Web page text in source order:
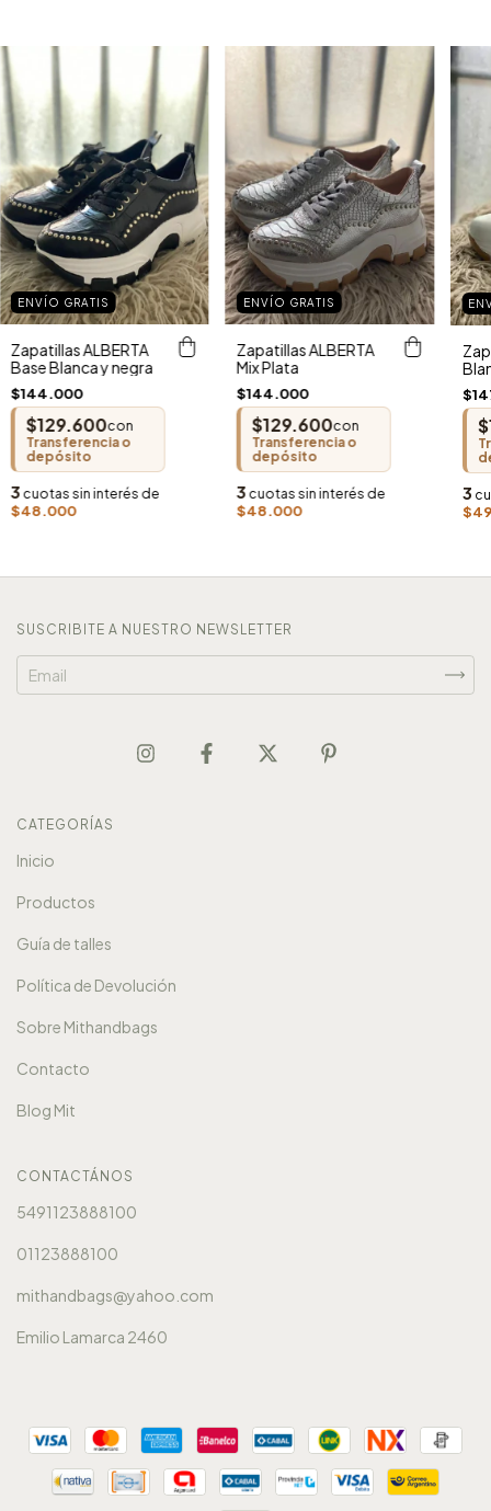
ENVÍO GRATIS
Zapatillas ALBERTA
Base Blanca y negra
$144.000
$129.600con
Transferencia o
depósito
3 cuotas sin interés de
$48.000
ENVÍO GRATIS
Zapatillas ALBERTA
Mix Plata
$144.000
$129.600con
Transferencia o
depósito
3 cuotas sin interés de
$48.000
3
SUSCRIBITE A NUESTRO NEWSLETTER
CATEGORÍAS
Inicio
Productos
Guía de talles
Política de Devolución
Sobre Mithandbags
Contacto
Blog Mit
CONTACTÁNOS
5491123888100
01123888100
mithandbags@yahoo.com
Emilio Lamarca 2460